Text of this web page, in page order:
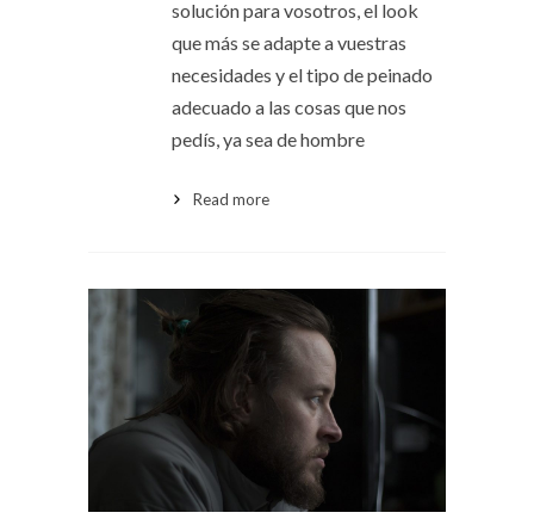
solución para vosotros, el look
que más se adapte a vuestras
necesidades y el tipo de peinado
adecuado a las cosas que nos
pedís, ya sea de hombre
Read more